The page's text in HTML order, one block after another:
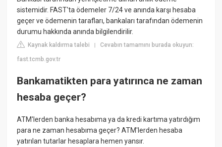
sistemidir. FAST'ta ödemeler 7/24 ve anında karşı hesaba
geçer ve ödemenin tarafları, bankaları tarafından ödemenin
durumu hakkında anında bilgilendirilir.
Kaynak kaldırma talebi |Cevabın tamamını burada okuyun:
fast.tcmb.gov.tr
Bankamatikten para yatırınca ne zaman
hesaba geçer?
ATM'lerden banka hesabıma ya da kredi kartıma yatırdığım
para ne zaman hesabıma geçer? ATM'lerden hesaba
yatırılan tutarlar hesaplara hemen yansır.